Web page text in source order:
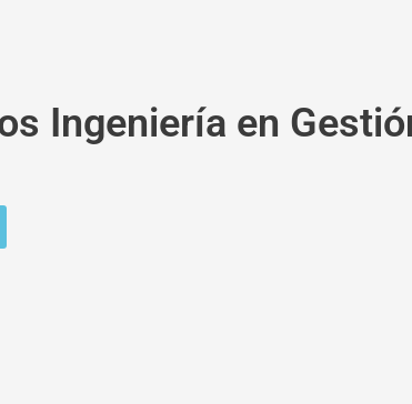
Ingeniería en